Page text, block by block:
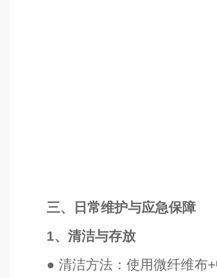
三、日常维护与应急保障
1、清洁与存放
● 清洁方法：使用微纤维布